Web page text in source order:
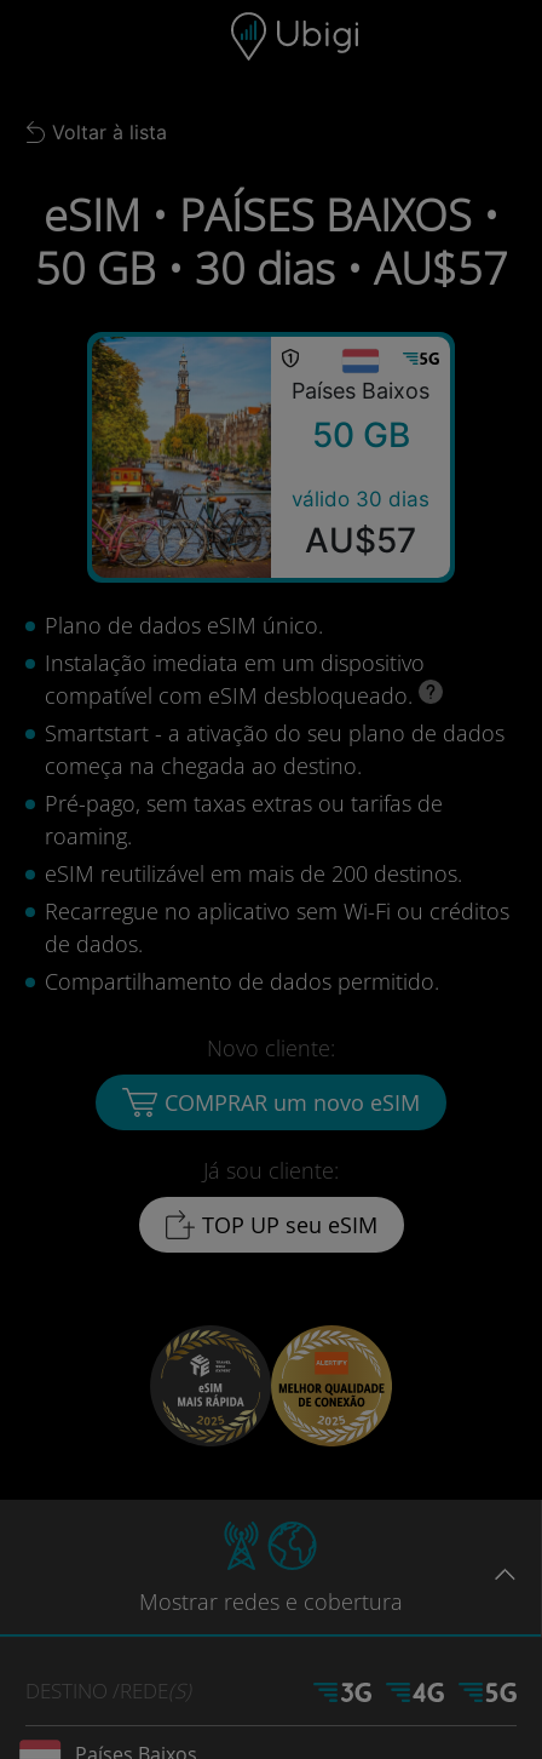
Barra de navegação
Back to list
Voltar à lista
eSIM • PAÍSES BAIXOS •
50 GB • 30 dias • AU$57
Países Baixos
50 GB
válido 30 dias
AU$57
Plano de dados eSIM único.
Instalação imediata em um dispositivo
compatível com eSIM desbloqueado.
Smartstart - a ativação do seu plano de dados
começa na chegada ao destino.
Pré-pago, sem taxas extras ou tarifas de
roaming.
eSIM reutilizável em mais de 200 destinos.
Recarregue no aplicativo sem Wi-Fi ou créditos
de dados.
Compartilhamento de dados permitido.
Já sou cliente:
TOP UP seu eSIM
Novo cliente:
COMPRAR um novo eSIM
Mostrar redes e cobertura
DESTINO /REDE(S)